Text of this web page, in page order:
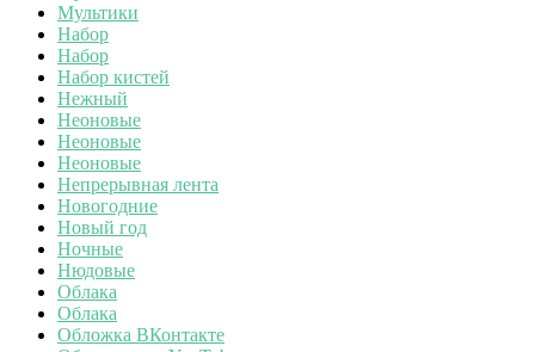
Мультики
Набор
Набор
Набор кистей
Нежный
Неоновые
Неоновые
Неоновые
Непрерывная лента
Новогодние
Новый год
Ночные
Нюдовые
Облака
Облака
Обложка ВКонтакте